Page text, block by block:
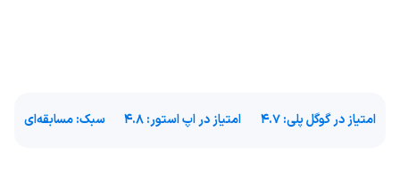
امتیاز در گوگل پلی: 4.7 امتیاز در اپ استور: سبک: مسابقه‌ای